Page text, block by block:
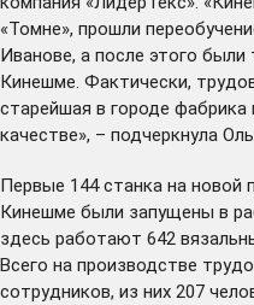
«Томне», прошли
Иванове, а после этого
Кинешме. Фактически,
старейшая в городе
качестве», – подчеркнула
Первые 144 станка на новой
Кинешме были запущены в
здесь работают 642
Всего на производстве
сотрудников, из них 207